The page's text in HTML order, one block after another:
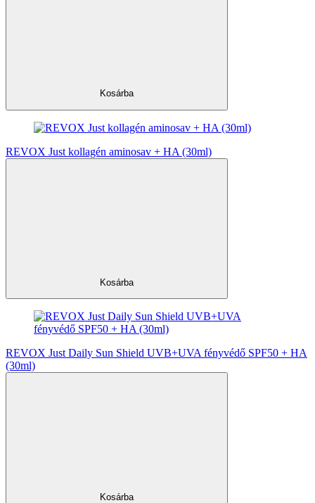
Kosárba
REVOX Just kollagén aminosav + HA (30ml)
Kosárba
REVOX Just Daily Sun Shield UVB+UVA fényvédő SPF50 + HA
(30ml)
Kosárba